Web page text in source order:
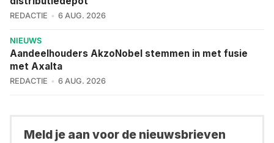
REDACTIE 6 AUG. 2026
NIEUWS
Aandeelhouders AkzoNobel stemmen in met fusie
met Axalta
REDACTIE 6 AUG. 2026
Meld je aan voor de nieuwsbrieven